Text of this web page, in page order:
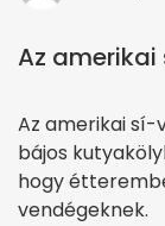
Az
Az amerikai
bájos
hogy
vendégeknek.